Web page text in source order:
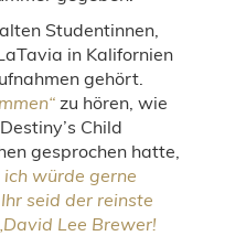
Studentinnen,
in Kalifornien
gehört.
zu hören, wie
Child
gesprochen hatte,
ich würde gerne
seid der reinste
Lee Brewer!